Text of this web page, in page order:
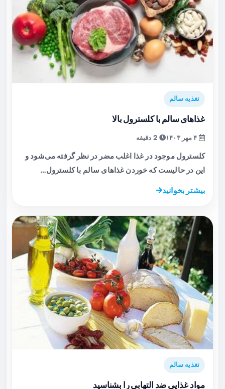
تغذیه سالم
غذاهای سالم با کلسترول بالا
کلسترول موجود در غذا اغلب مضر در نظر گرفته می‌شود و
این در حالیست که خوردن غذاهای سالم با کلسترول…
بیشتر بخوانید
تغذیه سالم
مواد غذایی ضد التهابی را بشناسید